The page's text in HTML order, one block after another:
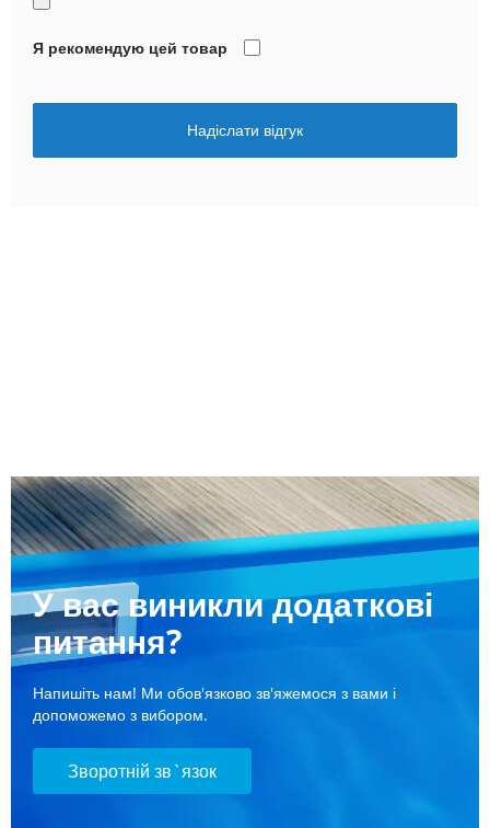
Я рекомендую цей товар
Надіслати відгук
У вас виникли додаткові
питання?
Напишіть нам! Ми обов'язково зв'яжемося з вами і
допоможемо з вибором.
Зворотній зв`язок